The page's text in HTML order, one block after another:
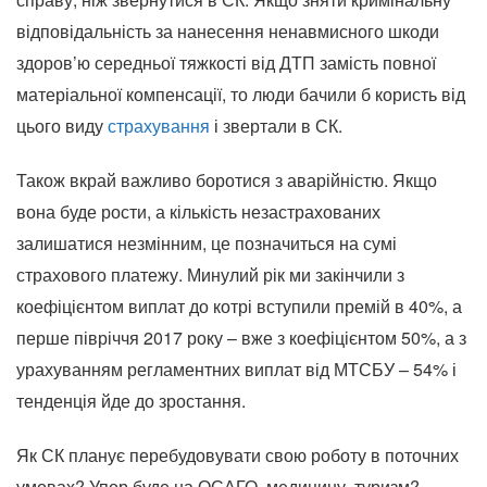
відповідальність за нанесення ненавмисного шкоди
здоров’ю середньої тяжкості від ДТП замість повної
матеріальної компенсації, то люди бачили б користь від
цього видустрахування і звертали в СК.
Також вкрай важливо боротися з аварійністю. Якщо
вона буде рости, а кількість незастрахованих
залишатися незмінним, це позначиться на сумі
страхового платежу. Минулий рік ми закінчили з
коефіцієнтом виплат до котрі вступили премій в 40%, а
перше півріччя 2017 року – вже з коефіцієнтом 50%, а з
урахуванням регламентних виплат від МТСБУ – 54% і
тенденція йде до зростання.
Як СК планує перебудовувати свою роботу в поточних